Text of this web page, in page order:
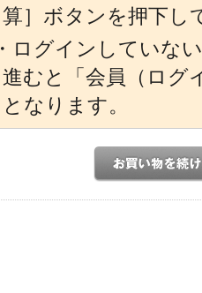
算］ボタンを押下し
・ログインしていな
進むと「会員（ログ
となります。